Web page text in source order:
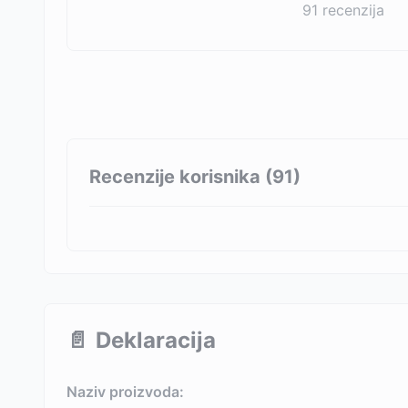
91 recenzija
Recenzije korisnika (91)
📄 Deklaracija
Naziv proizvoda: